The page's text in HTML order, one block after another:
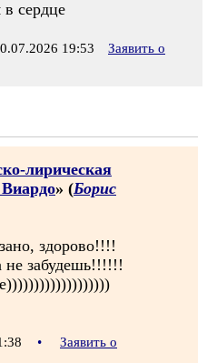
сердце
19:53
Заявить о
лирическая
» (Борис
здорово!!!!
не забудешь!!!!!!
•
Заявить о